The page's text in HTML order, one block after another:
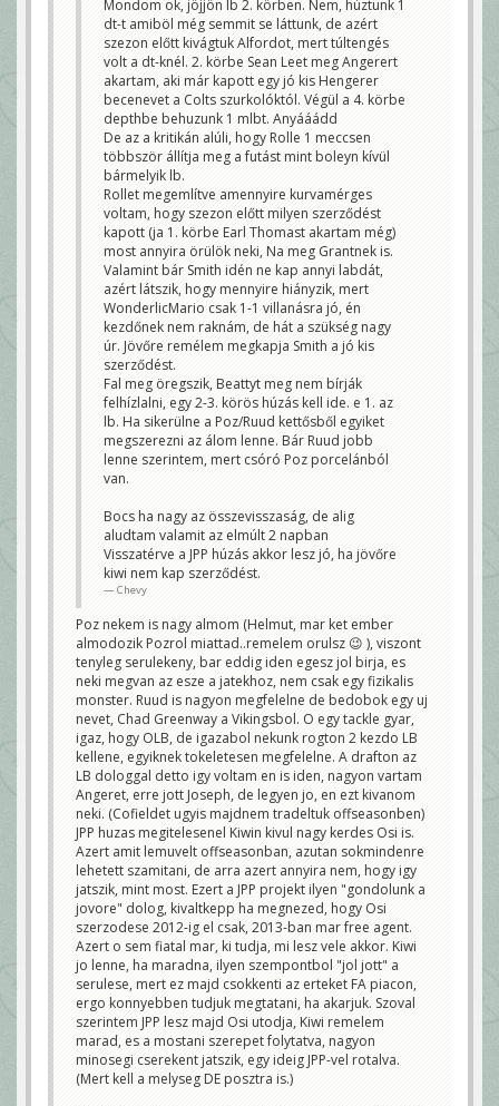
Mondom ok, jöjjön lb 2. körben. Nem, húztunk 1
dt-t amiböl még semmit se láttunk, de azért
szezon előtt kivágtuk Alfordot, mert túltengés
volt a dt-knél. 2. körbe Sean Leet meg Angerert
akartam, aki már kapott egy jó kis Hengerer
becenevet a Colts szurkolóktól. Végül a 4. körbe
depthbe behuzunk 1 mlbt. Anyááádd
De az a kritikán alúli, hogy Rolle 1 meccsen
többször állítja meg a futást mint boleyn kívül
bármelyik lb.
Rollet megemlítve amennyire kurvamérges
voltam, hogy szezon előtt milyen szerződést
kapott (ja 1. körbe Earl Thomast akartam még)
most annyira örülök neki, Na meg Grantnek is.
Valamint bár Smith idén ne kap annyi labdát,
azért látszik, hogy mennyire hiányzik, mert
WonderlicMario csak 1-1 villanásra jó, én
kezdőnek nem raknám, de hát a szükség nagy
úr. Jövőre remélem megkapja Smith a jó kis
szerződést.
Fal meg öregszik, Beattyt meg nem bírják
felhízlalni, egy 2-3. körös húzás kell ide. e 1. az
lb. Ha sikerülne a Poz/Ruud kettősből egyiket
megszerezni az álom lenne. Bár Ruud jobb
lenne szerintem, mert csóró Poz porcelánból
van.
Bocs ha nagy az összevisszaság, de alig
aludtam valamit az elmúlt 2 napban
Visszatérve a JPP húzás akkor lesz jó, ha jövőre
kiwi nem kap szerződést.
Chevy
Poz nekem is nagy almom (Helmut, mar ket ember
almodozik Pozrol miattad..remelem orulsz 😉 ), viszont
tenyleg serulekeny, bar eddig iden egesz jol birja, es
neki megvan az esze a jatekhoz, nem csak egy fizikalis
monster. Ruud is nagyon megfelelne de bedobok egy uj
nevet, Chad Greenway a Vikingsbol. O egy tackle gyar,
igaz, hogy OLB, de igazabol nekunk rogton 2 kezdo LB
kellene, egyiknek tokeletesen megfelelne. A drafton az
LB dologgal detto igy voltam en is iden, nagyon vartam
Angeret, erre jott Joseph, de legyen jo, en ezt kivanom
neki. (Cofieldet ugyis majdnem tradeltuk offseasonben)
JPP huzas megitelesenel Kiwin kivul nagy kerdes Osi is.
Azert amit lemuvelt offseasonban, azutan sokmindenre
lehetett szamitani, de arra azert annyira nem, hogy igy
jatszik, mint most. Ezert a JPP projekt ilyen "gondolunk a
jovore" dolog, kivaltkepp ha megnezed, hogy Osi
szerzodese 2012-ig el csak, 2013-ban mar free agent.
Azert o sem fiatal mar, ki tudja, mi lesz vele akkor. Kiwi
jo lenne, ha maradna, ilyen szempontbol "jol jott" a
serulese, mert ez majd csokkenti az erteket FA piacon,
ergo konnyebben tudjuk megtatani, ha akarjuk. Szoval
szerintem JPP lesz majd Osi utodja, Kiwi remelem
marad, es a mostani szerepet folytatva, nagyon
minosegi cserekent jatszik, egy ideig JPP-vel rotalva.
(Mert kell a melyseg DE posztra is.)